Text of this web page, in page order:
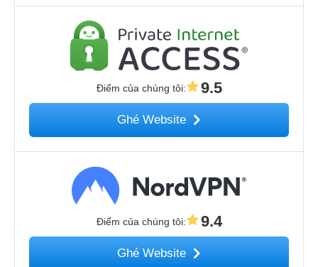
Điểm của chúng tôi: 9.5
Ghé Website
Điểm của chúng tôi: 9.4
Ghé Website